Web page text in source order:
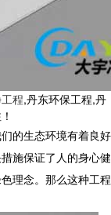
程,丹东环保工程,丹
的生态环境有着良好
施保证了人的身心健
理念。那么这种工程